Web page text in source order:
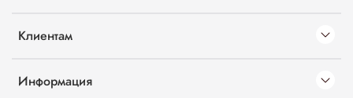
Клиентам
Информация